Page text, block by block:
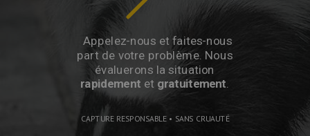
Appelez-nous et faites-nous
part de votre problème. Nous
évaluerons la situation
rapidement et gratuitement.
CAPTURE RESPONSABLE • SANS CRUAUTÉ